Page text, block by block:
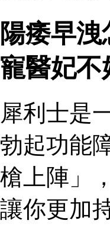
陽痿早
寵醫妃不
犀利士是
勃起功能
槍上陣」
讓你更加